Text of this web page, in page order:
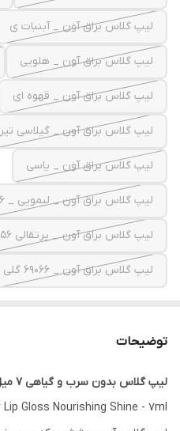
لیپ گلاس براق آون _ آبنبات ی
لیپ گلاس براق آون _ هلویی
لیپ گلاس براق آون _ قهوه ای
لیپ گلاس براق آون _ گیلاسی
لیپ گلاس براق آون _ یاسی
لیپ گلاس براق آون _ لیمویی _ 20756
لیپ گلاس براق آون _ پرتقالی 69056
لیپ گلاس براق آون _ 69066 گلی
توضیحات
لیپ گلاس بدون سرب و گیاهی ۷ میل مدل Ultra Colour
Gloss Nourishing Shine - 7ml